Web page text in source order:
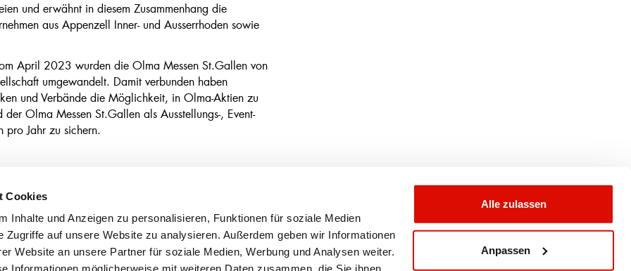
Cookies
Inhalte und Anzeigen zu personalisieren, Funktionen für soziale Medien
Zugriffe auf unsere Website zu analysieren. Außerdem geben wir Informationen
Website an unsere Partner für soziale Medien, Werbung und Analysen weiter.
Informationen möglicherweise mit weiteren Daten zusammen, die Sie ihnen
Alle zulassen
Anpassen
und erwähnt in diesem Zusammenhang die
aus Appenzell Inner- und Ausserrhoden sowie
April 2023 wurden die Olma Messen St.Gallen von
umgewandelt. Damit verbunden haben
und Verbände die Möglichkeit, in Olma-Aktien zu
Olma Messen St.Gallen als Ausstellungs-, Event-
pro Jahr zu sichern.
071 898 80 40
071 333 42 42
071 798 90 50